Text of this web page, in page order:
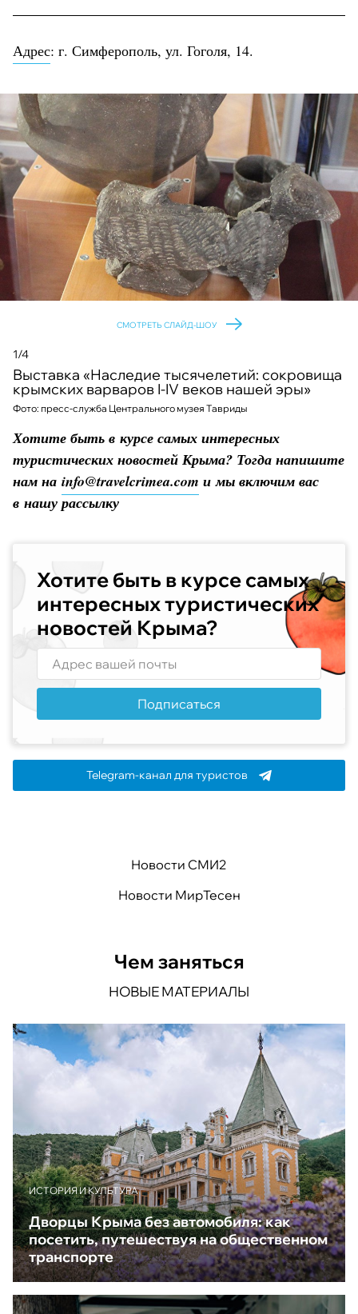
Адрес: г. Симферополь, ул. Гоголя, 14.
СМОТРЕТЬ СЛАЙД-ШОУ
1/4
Выставка «Наследие тысячелетий: сокровища
крымских варваров I-IV веков нашей эры»
Фото: пресс-служба Центрального музея Тавриды
Хотите быть в курсе самых интересных
туристических новостей Крыма? Тогда напишите
нам на info@travelcrimea.com и мы включим вас
в нашу рассылку
Хотите быть в курсе самых
интересных туристических
новостей Крыма?
Подписаться
Telegram-канал для туристов
Новости СМИ2
Новости МирТесен
Чем заняться
НОВЫЕ МАТЕРИАЛЫ
ИСТОРИЯ И КУЛЬТУРА
Дворцы Крыма без автомобиля: как
посетить, путешествуя на общественном
транспорте